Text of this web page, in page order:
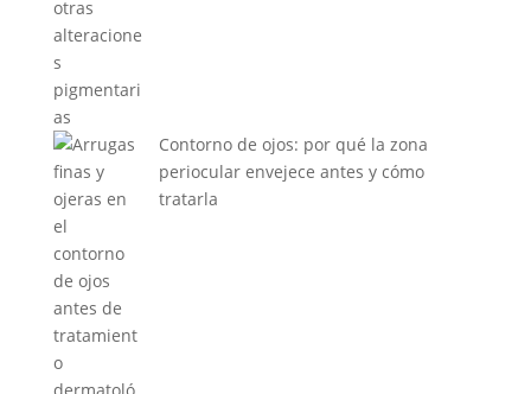
Contorno de ojos: por qué la zona
periocular envejece antes y cómo
tratarla